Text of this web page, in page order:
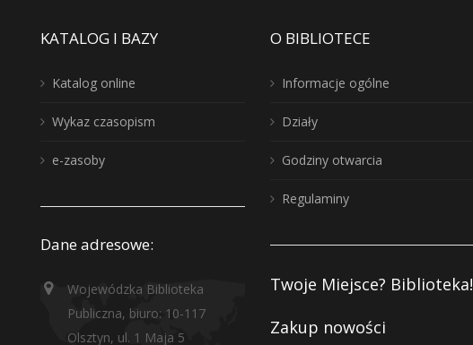
KATALOG I BAZY
Katalog online
Wykaz czasopism
e-zasoby
Dane adresowe:
Wojewódzka Biblioteka
Publiczna, biuro: 10-117
Olsztyn, ul. 1 Maja 5
O BIBLIOTECE
Informacje ogólne
Działy
Godziny otwarcia
Regulaminy
Twoje Miejsce? Biblioteka!
Zakup nowości